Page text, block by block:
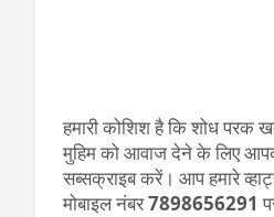
हमारी कोशिश है कि शोध परक
मुहिम को आवाज देने के लिए
सब्सक्राइब करें। आप हमारे
मोबाइल नंबर7898656291